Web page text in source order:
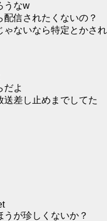
うなw
信されたくないの？
ゃないなら特定とかされ
だよ
差し止めまでしてた
が珍しくないか？